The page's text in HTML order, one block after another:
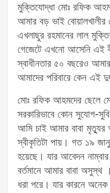
মুক্তিযোদ্ধা মোঃ রফিক
আমার বড় ভাই বোয়ালখালীর
এখলাছুর রহমানের লাল
গেজেটে এখনো আসেনি এই
স্বাধীনতার ৫০ বছরেও
আমাদের পরিবারে কেন এই
মোঃ রফিক আহমদের ছেলে
সরকারিভাবে কোন সুযোগ-
আমি চাই আমার বাবা
স্বীকৃতিটা পায়। গত ১৯
হয়েছে। যার আবেদন
বর্তমানে আমার বাবা
ধরা পরে। যার কারনে